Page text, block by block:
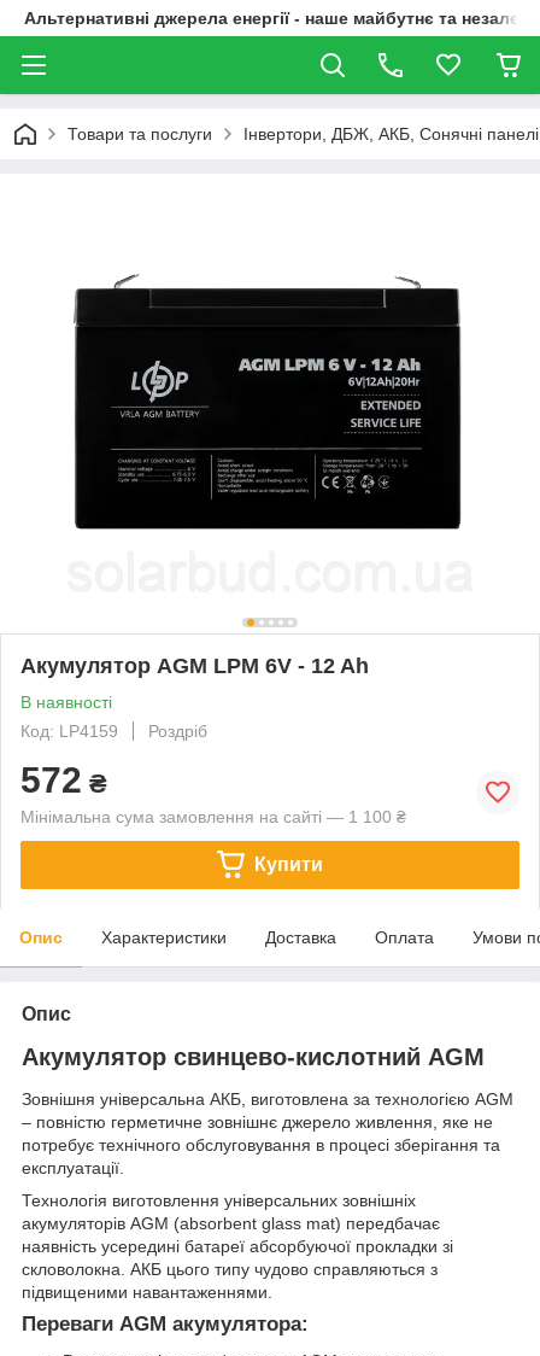
Альтернативні джерела енергії - наше майбутнє та
Товари та послуги Інвертори, ДБЖ, АКБ, Сонячні
Акумулятор AGM LPM 6V - 12 Ah
В наявності
Код: LP4159
Роздріб
572 ₴
Мінімальна сума замовлення на сайті — 1 100 ₴
Купити
Опис Характеристики Доставка Оплата Умови
Опис
Акумулятор свинцево-кислотний AGM
Зовнішня універсальна АКБ, виготовлена за технологією AGM
– повністю герметичне зовнішнє джерело живлення, яке не
потребує технічного обслуговування в процесі зберігання та
експлуатації.
Технологія виготовлення універсальних зовнішніх
акумуляторів AGM (absorbent glass mat) передбачає
наявність усередині батареї абсорбуючої прокладки зі
скловолокна. АКБ цього типу чудово справляються з
підвищеними навантаженнями.
Переваги AGM акумулятора: